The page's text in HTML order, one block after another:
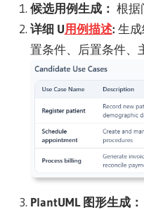
候选用例生成： 根据
详细 U用例描述: 生
置条件、后置条件、
PlantUML 图形生成：